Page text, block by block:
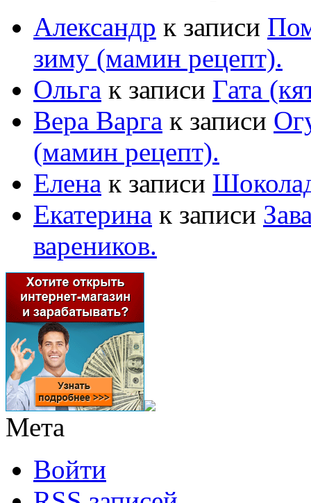
Александр к записи
зиму (мамин рецепт).
Ольга к записи Гата
Вера Варга к записи
(мамин рецепт).
Елена к записи
Екатерина к записи
вареников.
Мета
Войти